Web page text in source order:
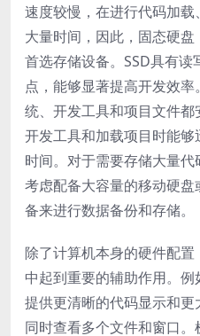
速度较慢，在进行代码加
大量时间，因此，固态硬
首选存储设备。SSD具有
点，能够显著提高开发效
统、开发工具和项目文件
开发工具和加载项目时能
时间。对于需要存储大量
考虑配备大容量的移动硬
备来进行数据备份和存储。
除了计算机本身的硬件配
中起到重要的辅助作用。
提供更清晰的代码显示和
同时查看多个文件和窗口